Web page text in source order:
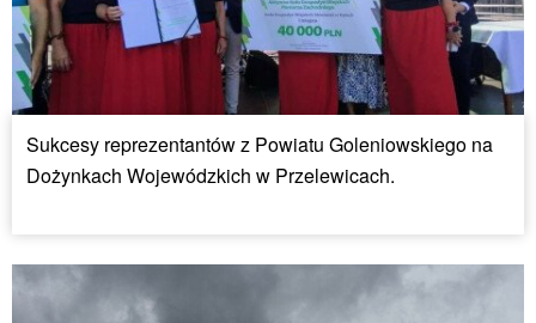
Sukcesy reprezentantów z Powiatu Goleniowskiego na
Dożynkach Wojewódzkich w Przelewicach.